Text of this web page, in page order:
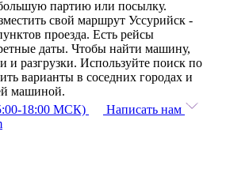
партию или посылку.
свой маршрут Уссурийск -
проезда. Есть рейсы
даты. Чтобы найти машину,
и разгрузки. Используйте поиск по
варианты в соседних городах и
машиной.
18:00 МСК)
Написать нам